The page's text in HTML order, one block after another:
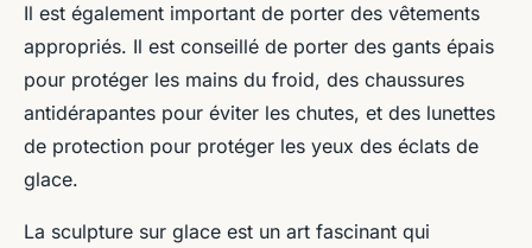
Il est également important de porter des vêtements
appropriés. Il est conseillé de porter des gants épais
pour protéger les mains du froid, des chaussures
antidérapantes pour éviter les chutes, et des lunettes
de protection pour protéger les yeux des éclats de
glace.
La sculpture sur glace est un art fascinant qui